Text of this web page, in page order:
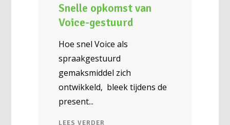
Snelle opkomst van
Voice-gestuurd
Hoe snel Voice als
spraakgestuurd
gemaksmiddel zich
ontwikkeld, bleek tijdens de
present
LEES VERDER